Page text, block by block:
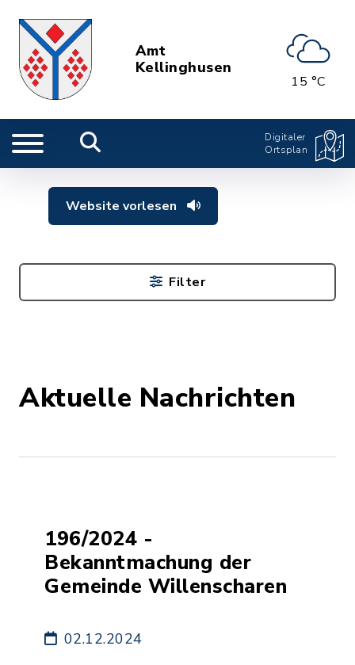
Amt
Kellinghusen
15 °C
Digitaler
Ortsplan
Website vorlesen
Aktuelle Nachrichten
196/2024 -
Bekanntmachung der
Gemeinde Willenscharen
02.12.2024
Filter